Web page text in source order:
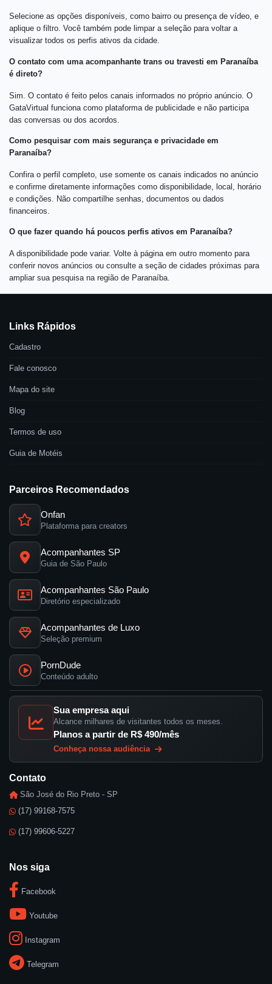
Selecione as opções disponíveis, como bairro ou presença de vídeo, e
aplique o filtro. Você também pode limpar a seleção para voltar a
visualizar todos os perfis ativos da cidade.
O contato com uma acompanhante trans ou travesti em Paranaíba
é direto?
Sim. O contato é feito pelos canais informados no próprio anúncio. O
GataVirtual funciona como plataforma de publicidade e não participa
das conversas ou dos acordos.
Como pesquisar com mais segurança e privacidade em
Paranaíba?
Confira o perfil completo, use somente os canais indicados no anúncio
e confirme diretamente informações como disponibilidade, local, horário
e condições. Não compartilhe senhas, documentos ou dados
financeiros.
O que fazer quando há poucos perfis ativos em Paranaíba?
A disponibilidade pode variar. Volte à página em outro momento para
conferir novos anúncios ou consulte a seção de cidades próximas para
ampliar sua pesquisa na região de Paranaíba.
Links Rápidos
Cadastro
Fale conosco
Mapa do site
Blog
Termos de uso
Guia de Motéis
Parceiros Recomendados
Onfan
Plataforma para creators
Acompanhantes SP
Guia de São Paulo
Acompanhantes São Paulo
Diretório especializado
Acompanhantes de Luxo
Seleção premium
PornDude
Conteúdo adulto
Sua empresa aqui
Alcance milhares de visitantes todos os meses.
Planos a partir de R$ 490/mês
Conheça nossa audiência
Contato
São José do Rio Preto - SP
(17) 99168-7575
(17) 99606-5227
Nos siga
Facebook
Youtube
Instagram
Telegram